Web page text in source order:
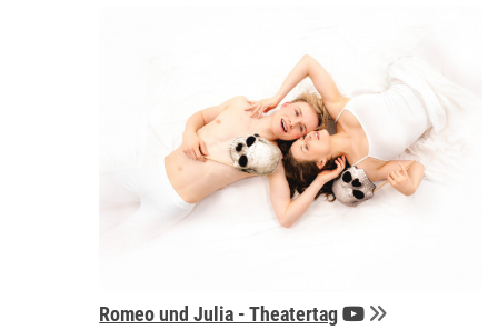
Romeo und Julia - Theatertag